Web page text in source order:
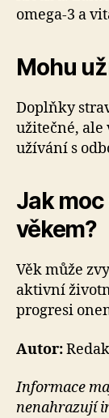
omega-3 a
Mohu
Doplňky
užitečné, ale
užívání s
Jak
věkem?
Věk může
aktivní
progresi
Autor:
Informace
nenahrazují